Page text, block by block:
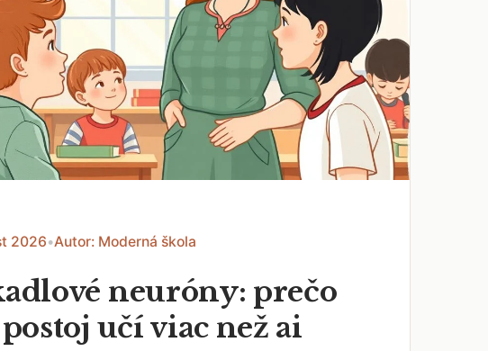
2026•Autor: Moderná škola
neuróny: prečo
postoj učí viac než ai